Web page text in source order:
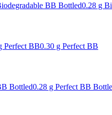
BB Bottled0.28 g
Perfect BB0.30 g Perfect BB
Bottled0.28 g Perfect BB